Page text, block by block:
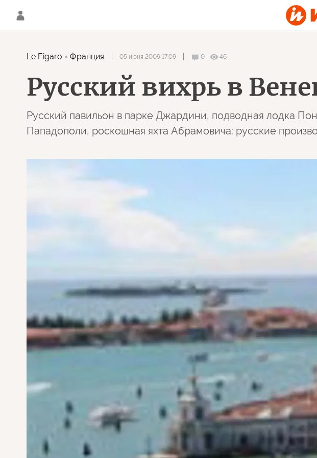
Le Figaro Франция 05 июня 2009 17:09 0 46
Русский вихрь в
Русский павильон в парке Джардини, подводная лодка
Пападополи, роскошная яхта Абрамовича: русские